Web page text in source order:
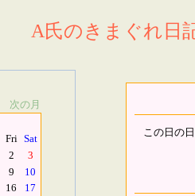
A氏のきまぐれ日
次の月
Fri Sat
2
3
9
10
16
17
この日の